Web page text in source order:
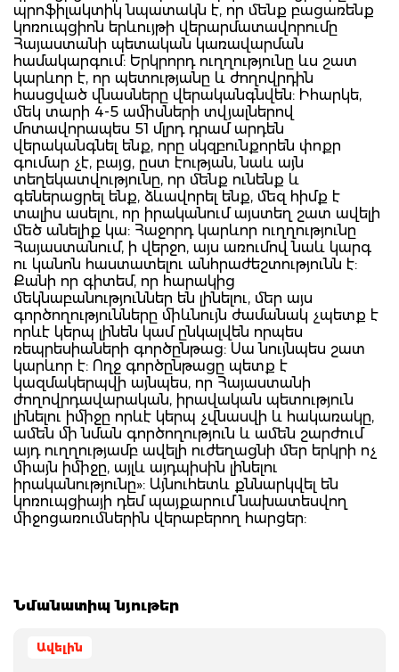
պրոֆիլակտիկ նպատակն է, որ մենք բացառենք
կոռուպցիոն երևույթի վերարմատավորումը
Հայաստանի պետական կառավարման
համակարգում: Երկրորդ ուղղությունը ևս շատ
կարևոր է, որ պետությանը և ժողովրդին
հասցված վնասները վերականգնվեն: Իհարկե,
մեկ տարի 4-5 ամիսների տվյալներով
մոտավորապես 51 մլրդ դրամ արդեն
վերականգնել ենք, որը սկզբունքորեն փոքր
գումար չէ, բայց, ըստ էության, նաև այն
տեղեկատվությունը, որ մենք ունենք և
գեներացրել ենք, ձևավորել ենք, մեզ հիմք է
տալիս ասելու, որ իրականում այստեղ շատ ավելի
մեծ անելիք կա: Հաջորդ կարևոր ուղղությունը
Հայաստանում, ի վերջո, այս առումով նաև կարգ
ու կանոն հաստատելու անհրաժեշտությունն է:
Քանի որ գիտեմ, որ հարակից
մեկնաբանություններ են լինելու, մեր այս
գործողությունները միևնույն ժամանակ չպետք է
որևէ կերպ լինեն կամ ընկալվեն որպես
ռեպրեսիաների գործընթաց: Սա նույնպես շատ
կարևոր է: Ողջ գործընթացը պետք է
կազմակերպվի այնպես, որ Հայաստանի
ժողովրդավարական, իրավական պետություն
լինելու իմիջը որևէ կերպ չվնասվի և հակառակը,
ամեն մի նման գործողություն և ամեն շարժում
այդ ուղղությամբ ավելի ուժեղացնի մեր երկրի ոչ
միայն իմիջը, այլև այդպիսին լինելու
իրականությունը»: Այնուհետև քննարկվել են
կոռուպցիայի դեմ պայքարում նախատեսվող
միջոցառումներին վերաբերող հարցեր:
Նմանատիպ նյութեր
Ավելին